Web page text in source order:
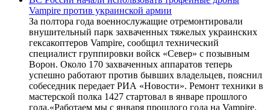
Vampire против украинской армии
За полтора года военнослужащие отремонтировали
внушительный парк захваченных тяжелых украинских
гексакоптеров Vampire, сообщил технический
специалист группировки войск «Север» с позывным
Ворон. Около 170 захваченных аппаратов теперь
успешно работают против бывших владельцев, пояснил
собеседник передает РИА «Новости». Ремонт техники в
мастерской полка 1427 стартовал в январе прошлого
года.«Работаем мы с января прошлого года на Vampire.